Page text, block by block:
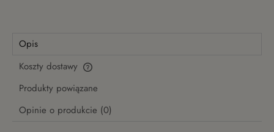
Opis
Koszty dostawy
Cena nie zawiera ewentualnych kosztów płatności
Produkty powiązane
Opinie o produkcie (0)